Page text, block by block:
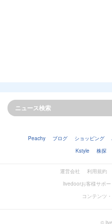
Peachy ブログ ショッピング
Kstyle
株探
運営会社 利用規約
livedoorお客様サポ
コンテンツ
©